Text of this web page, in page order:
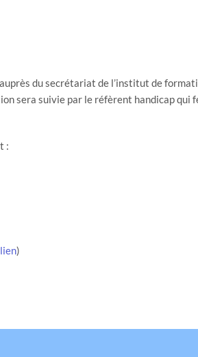
du secrétariat de l’institut de
sera suivie par le réfèrent handicap qui
:
lien)